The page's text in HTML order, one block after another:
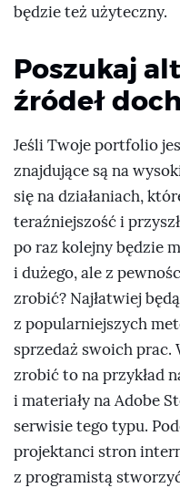
będzie też użyteczny.
Poszukaj
źródeł
Jeśli Twoje portfolio
znajdujące są na
się na działaniach,
teraźniejszość i
po raz kolejny będzie
i dużego, ale z
zrobić? Najłatwiej
z popularniejszych
sprzedaż swoich prac.
zrobić to na przykład
i materiały na Adobe
serwisie tego typu.
projektanci stron
z programistą